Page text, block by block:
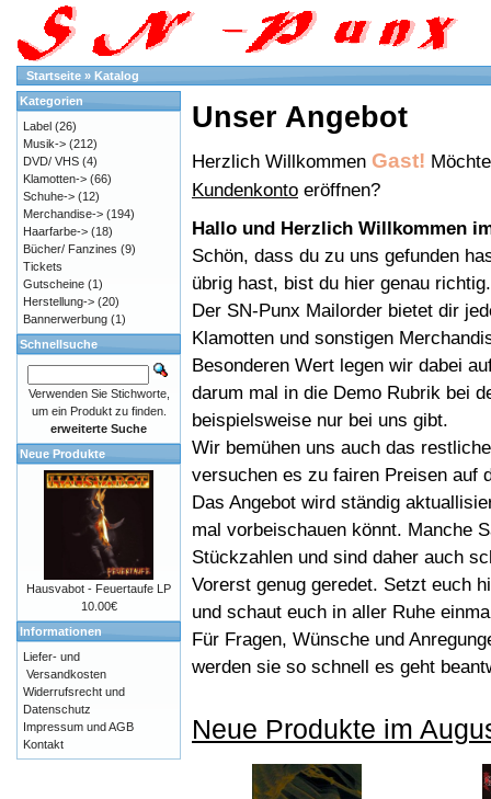
Startseite » Katalog
Unser Angebot
Herzlich Willkommen Gast!
Kundenkonto eröffnen?
Hallo und Herzlich Willkommen
Schön, dass du zu uns gefunden
übrig hast, bist du hier genau richtig.
Der SN-Punx Mailorder bietet dir
Klamotten und sonstigen
Besonderen Wert legen wir dabei
darum mal in die Demo Rubrik bei
beispielsweise nur bei uns gibt.
Wir bemühen uns auch das
versuchen es zu fairen Preisen auf
Das Angebot wird ständig
mal vorbeischauen könnt. Manche
Stückzahlen und sind daher auch
Vorerst genug geredet. Setzt euch
und schaut euch in aller Ruhe
Für Fragen, Wünsche und
werden sie so schnell es geht
Neue Produkte im
Kategorien
Label (26)
Musik-> (212)
DVD/ VHS (4)
Klamotten-> (66)
Schuhe-> (12)
Merchandise-> (194)
Haarfarbe-> (18)
Bücher/ Fanzines (9)
Tickets
Gutscheine (1)
Herstellung-> (20)
Bannerwerbung (1)
Schnellsuche
Verwenden Sie Stichworte,
um ein Produkt zu finden.
erweiterte Suche
Neue Produkte
Hausvabot - Feuertaufe LP
10.00€
Informationen
Liefer- und
Versandkosten
Widerrufsrecht und
Datenschutz
Impressum und AGB
Kontakt